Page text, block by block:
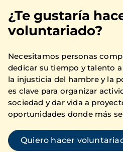
¿Te gustaría
voluntariado?
Necesitamos personas
dedicar su tiempo y talento
la injusticia del hambre y la
es clave para organizar
sociedad y dar vida a
oportunidades donde más
Quiero hacer